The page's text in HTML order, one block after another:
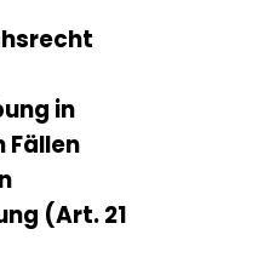
in
Fällen
(Art. 21